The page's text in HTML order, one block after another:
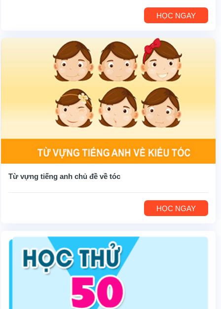
HỌC NGAY
Từ vựng tiếng anh chủ đề về tóc
HỌC NGAY